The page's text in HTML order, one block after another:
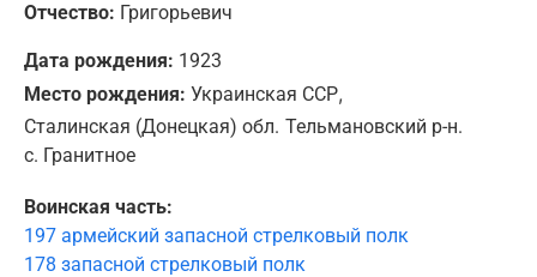
Отчество: Григорьевич
Дата рождения: 1923
Место рождения: Украинская ССР,
Сталинская (Донецкая) обл. Тельмановский р-н.
с. Гранитное
Воинская часть:
197 армейский запасной стрелковый полк
178 запасной стрелковый полк